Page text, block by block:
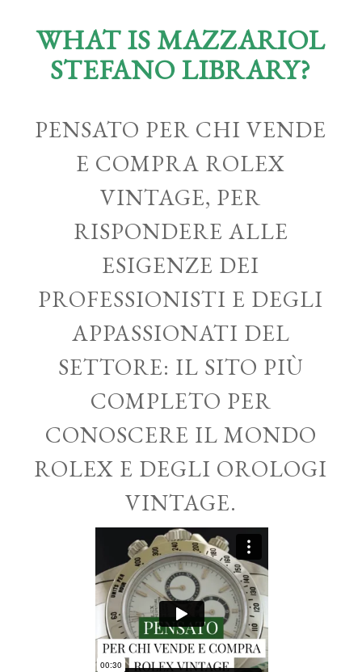
WHAT IS MAZZARIOL
STEFANO LIBRARY?
PENSATO PER CHI VENDE
E COMPRA ROLEX
VINTAGE, PER
RISPONDERE ALLE
ESIGENZE DEI
PROFESSIONISTI E DEGLI
APPASSIONATI DEL
SETTORE: IL SITO PIÙ
COMPLETO PER
CONOSCERE IL MONDO
ROLEX E DEGLI OROLOGI
VINTAGE.